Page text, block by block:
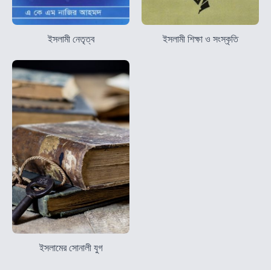
ইসলামী নেতৃত্ব ইসলামী শিক্ষা ও সংস্কৃতি
ইসলামের সোনালী যুগ